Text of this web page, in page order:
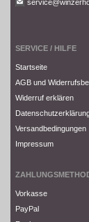
SERVICE / HILFE
Startseite
AGB und
Widerruf erklären
Versandbedingungen
Impressum
Vorkasse
PayPal